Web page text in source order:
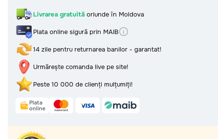
Livrarea gratuită oriunde în Moldova
Plata online sigură prin MAIB
14 zile pentru returnarea banilor - garantat!
Urmărește comanda live pe site!
Peste 10 000 de clienți mulțumiți!
Plata
online
Urmărește comanda live pe site!
Peste 10 000 de clienți mulțumiți!
Plata
14 zile pentru returnarea banilor - garantat!
Dacă nu ești mulțumit de produs, faci retur și primești banii înapoi
garantat!
Retur, rambursări și garanție
Întrebări frecvente (FAQ) și
răspunsuri
Politica de confidențialitate
Termeni și condiții